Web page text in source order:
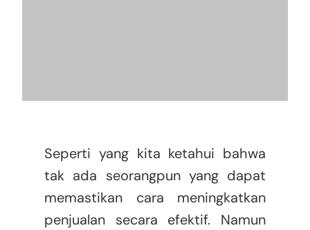
Seperti yang kita ketahui bahwa
tak ada seorangpun yang dapat
memastikan cara meningkatkan
penjualan secara efektif. Namun